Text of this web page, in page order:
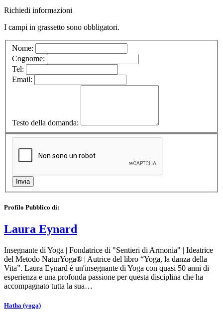
Richiedi informazioni
I campi in grassetto sono obbligatori.
Nome:
Cognome:
Tel:
Email:
Testo della domanda:
Profilo Pubblico di:
Laura Eynard
Insegnante di Yoga | Fondatrice di "Sentieri di Armonia" | Ideatrice
del Metodo NaturYoga® | Autrice del libro “Yoga, la danza della
Vita”. Laura Eynard è un'insegnante di Yoga con quasi 50 anni di
esperienza e una profonda passione per questa disciplina che ha
accompagnato tutta la sua…
Hatha (yoga)